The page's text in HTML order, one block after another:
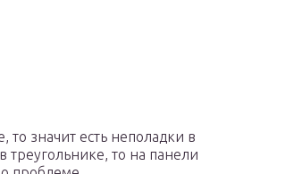
то значит есть неполадки в
треугольнике, то на панели